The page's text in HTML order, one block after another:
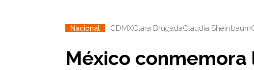
Nacional CDMXClara BrugadaClaudia Sheinbaum
México conmemora